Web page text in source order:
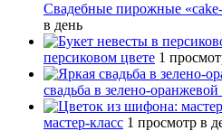
Свадебные пирожные
в день
персиковом цвете 1
свадьба в зелено-
мастер-класс 1 просмотр в